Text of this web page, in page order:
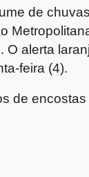
de
alerta
feira (4).
de encostas